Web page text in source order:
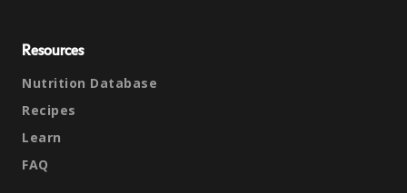
Resources
Nutrition Database
Recipes
Learn
FAQ